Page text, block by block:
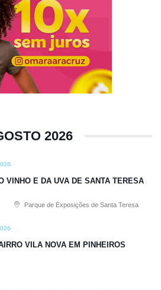
2026
VINHO E DA UVA DE SANTA TERESA
Parque de Exposições de Santa Teresa
VILA NOVA EM PINHEIROS